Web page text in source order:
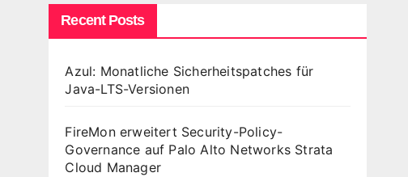
Recent Posts
Azul: Monatliche Sicherheitspatches für
Java-LTS-Versionen
FireMon erweitert Security-Policy-
Governance auf Palo Alto Networks Strata
Cloud Manager